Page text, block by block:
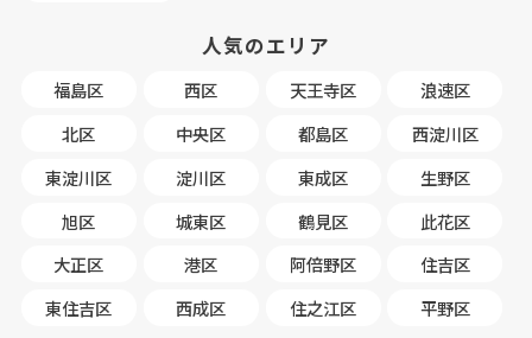
人気のエリア
福島区 西区 天王寺区
浪速区
北区
中央区 都島区
西淀川区
東淀川区
淀川区 東成区
生野区
旭区
城東区 鶴見区
此花区
大正区
港区 阿倍野区
住吉区
東住吉区
西成区 住之江区 平野区